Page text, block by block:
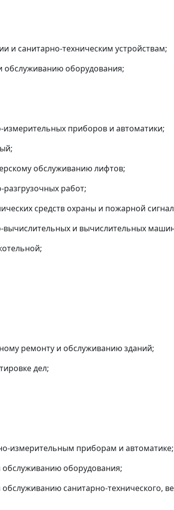
и санитарно-техническим устройствам;
обслуживанию оборудования;
измерительных приборов и автоматики;
обслуживанию лифтов;
работ;
средств охраны и пожарной
вычислительных и вычислительных
ремонту и обслуживанию зданий;
дел;
измерительным приборам и автоматике;
оборудования;
санитарно-технического,